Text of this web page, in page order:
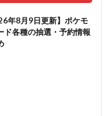
年8月9日更新】ポケモ
ド各種の抽選・予約情報